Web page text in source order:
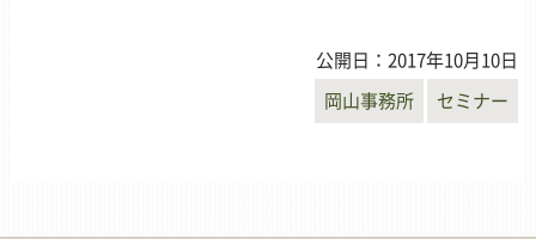
公開日：2017年10月10日
岡山事務所
セミナー